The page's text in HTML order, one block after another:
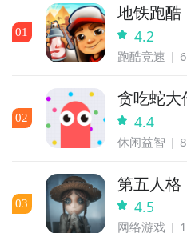
立即
方法三： 查看九游开测表
步骤1：在九游开测表中玩家
测的手机游戏，以及最近十
具体的测试时间以及测试阶
全球好游抢先下 福利礼包
立即
01
地铁跑酷
4.2
跑酷竞速
02
贪吃蛇大
4.4
休闲益智
03
第五人格
4.5
网络游戏